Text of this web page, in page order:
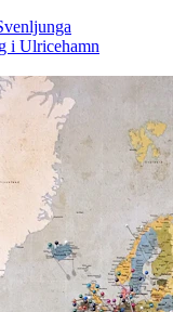
i Ulricehamn